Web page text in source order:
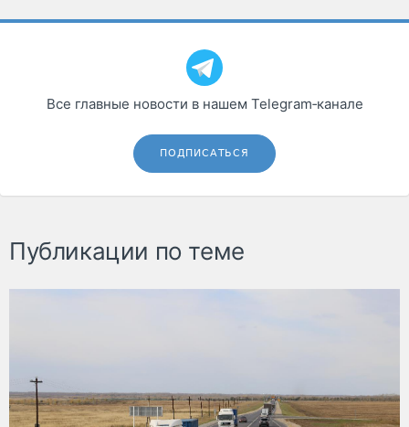
Все главные новости в нашем Telegram‑канале
ПОДПИСАТЬСЯ
Публикации по теме